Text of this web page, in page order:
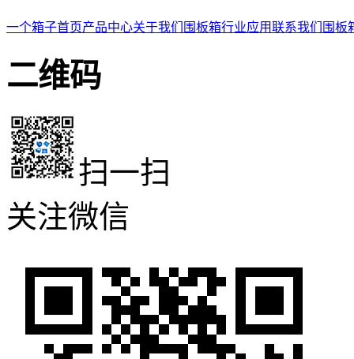
一个箱子首页产品中心关于我们 围板箱行业应用联系我们 围板
二维码
扫一扫
关注微信